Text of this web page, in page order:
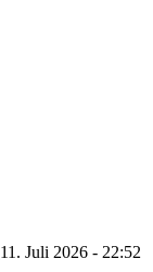
11. Juli 2026 - 22:52